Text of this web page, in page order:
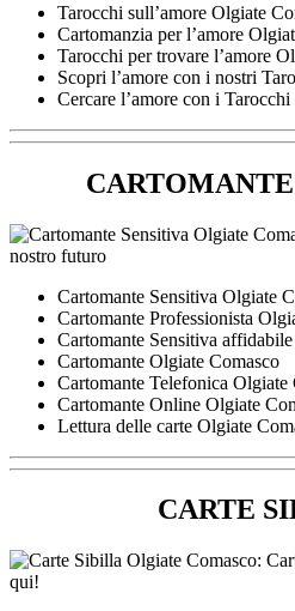
Tarocchi sull’amore Olgiate
Cartomanzia per l’amore
Tarocchi per trovare l’amore
Scopri l’amore con i nostri
Cercare l’amore con i
Cartomante Sensitiva Olgiate
Cartomante Professionista
Cartomante Sensitiva
Cartomante Olgiate Comasco
Cartomante Telefonica Olgiate
Cartomante Online Olgiate
Lettura delle carte Olgiate
CARTE